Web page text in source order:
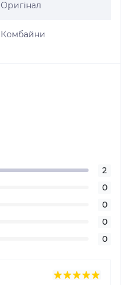
Оригінал
Комбайни
2
0
0
0
0